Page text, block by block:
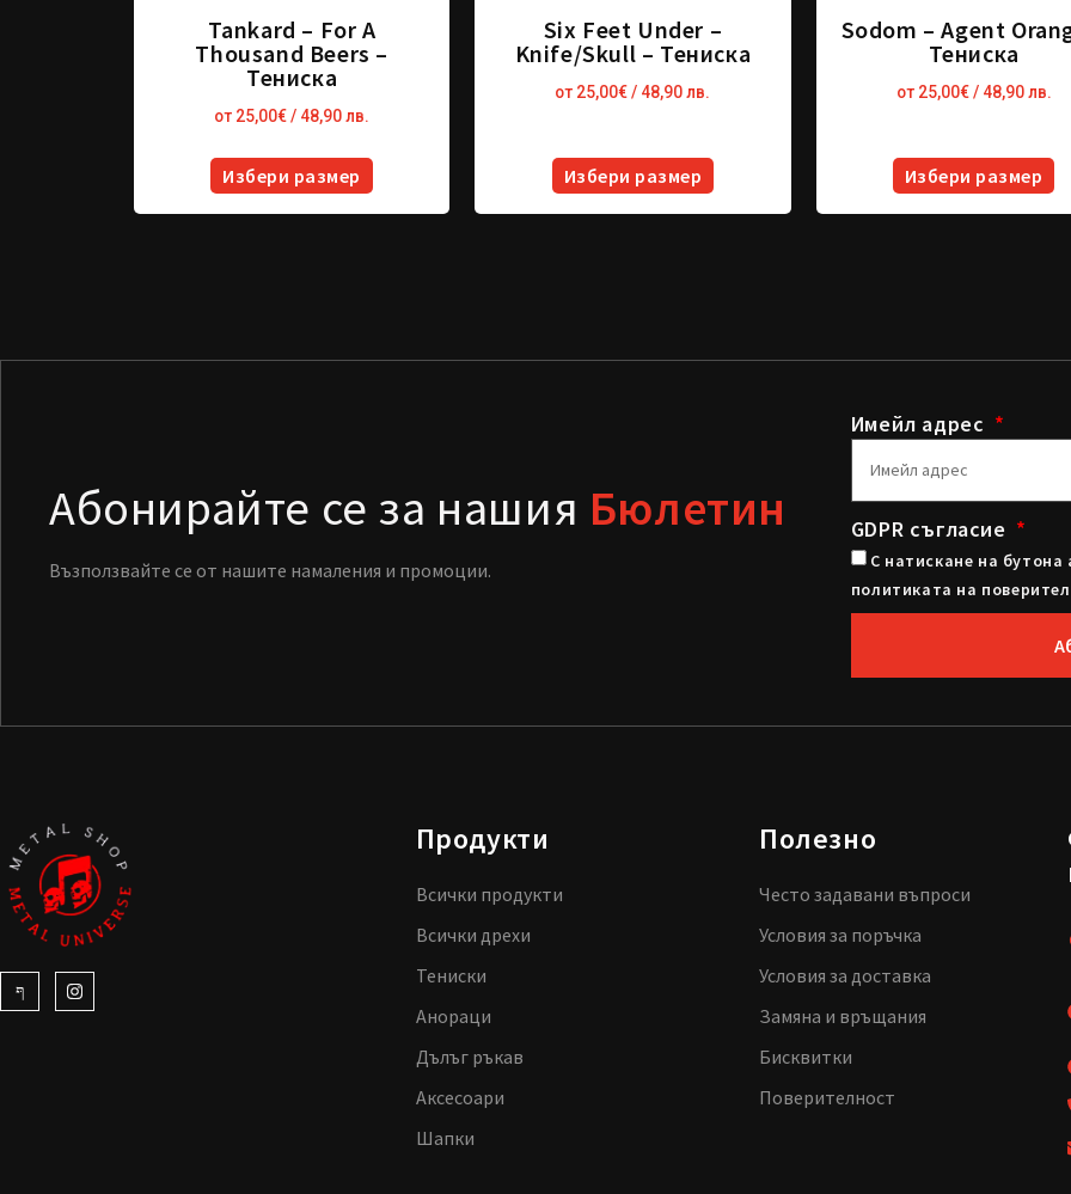
Tankard – For A
Thousand Beers –
Тениска
от 25,00€/ 48,90 лв.
Избери размер
Six Feet Under –
Knife/Skull – Тениска
от 25,00€/ 48,90 лв.
Избери размер
Sodom – Agent
Тениска
от 25,00€/ 48,90 лв.
Избери размер
Абонирайте се за нашия Бюлетин
Възползвайте се от нашите намаления и промоции.
Имейл адрес
GDPR съгласие
С натискане на бутона
политиката на
Продукти
Всички продукти
Всички дрехи
Тениски
Анораци
Дълъг ръкав
Аксесоари
Шапки
Полезно
Често задавани въпроси
Условия за поръчка
Условия за доставка
Замяна и връщания
Бисквитки
Поверителност